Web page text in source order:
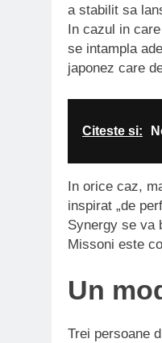
a stabilit sa
In cazul in
se intampla
japonez care
Citeste si:
In orice caz,
inspirat „de
Synergy se va
Missoni este
Un
Trei persoane